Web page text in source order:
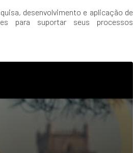
desenvolvimento e aplicação de
para suportar seus processos